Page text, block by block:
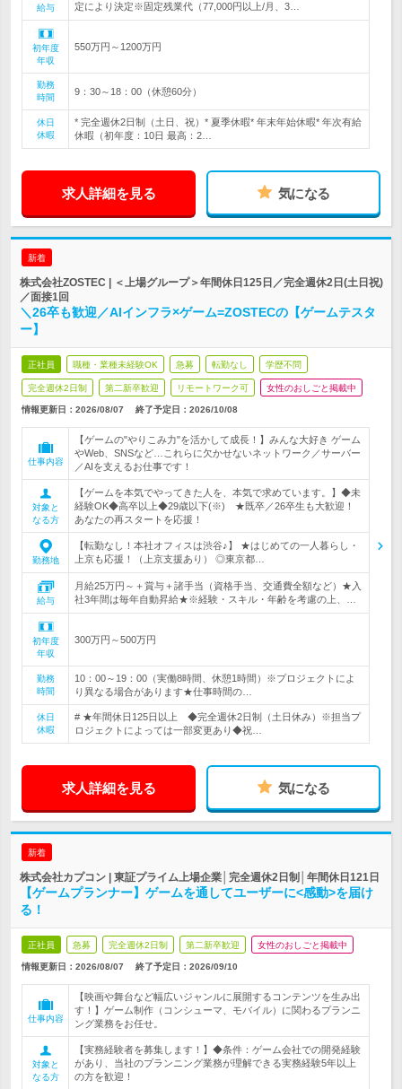
給与
定により決定※固定残業代（77,000円以上/月、3…
初年度
年収
550万円～1200万円
勤務
時間
9：30～18：00（休憩60分）
休日
休暇
* 完全週休2日制（土日、祝）* 夏季休暇* 年末年始休暇* 年次有給
休暇（初年度：10日 最高：2…
求人詳細を見る 気になる
新着
株式会社ZOSTEC | ＜上場グループ＞年間休日125日／完全週休2日(土日祝)
／面接1回
＼26卒も歓迎／AIインフラ×ゲーム=ZOSTECの【ゲームテスタ
ー】
正社員 職種・業種未経験OK 急募 転勤なし 学歴不問
完全週休2日制 第二新卒歓迎 リモートワーク可 女性のおしごと掲載中
情報更新日：2026/08/07 終了予定日： 2026/10/08
仕事内容
【ゲームの"やりこみ力"を活かして成長！】みんな大好き ゲーム
やWeb、SNSなど…これらに欠かせないネットワーク／サーバー
／AIを支えるお仕事です！
対象と
なる方
【ゲームを本気でやってきた人を、本気で求めています。】◆未
経験OK◆高卒以上◆29歳以下(※) ★既卒／26卒生も大歓迎！
あなたの再スタートを応援！
勤務地
【転勤なし！本社オフィスは渋谷♪】 ★はじめての一人暮らし・
上京も応援！（上京支援あり） ◎東京都…
給与
月給25万円～＋賞与＋諸手当（資格手当、交通費全額など）★入
社3年間は毎年自動昇給★※経験・スキル・年齢を考慮の上、…
初年度
年収
300万円～500万円
勤務
時間
10：00～19：00（実働8時間、休憩1時間）※プロジェクトによ
り異なる場合があります★仕事時間の…
休日
休暇
# ★年間休日125日以上 ◆完全週休2日制（土日休み）※担当プ
ロジェクトによっては一部変更あり◆祝…
求人詳細を見る 気になる
新着
株式会社カプコン | 東証プライム上場企業│完全週休2日制│年間休日121日
【ゲームプランナー】ゲームを通してユーザーに<感動>を届け
る！
正社員 急募 完全週休2日制 第二新卒歓迎 女性のおしごと掲載中
情報更新日：2026/08/07 終了予定日： 2026/09/10
仕事内容
【映画や舞台など幅広いジャンルに展開するコンテンツを生み出
す！】ゲーム制作（コンシューマ、モバイル）に関わるプランニ
ング業務をお任せ。
対象と
なる方
【実務経験者を募集します！】◆条件：ゲーム会社での開発経験
があり、当社のプランニング業務が理解できる実務経験5年以上
の方を歓迎！